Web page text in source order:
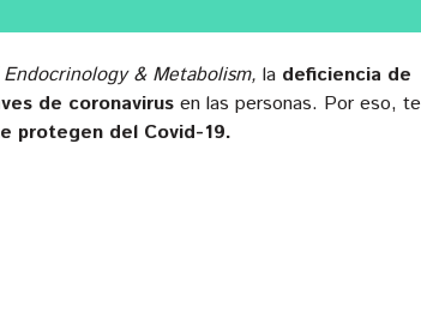
& Metabolism, la deficiencia de
de coronavirus en las personas. Por eso, te
protegen del Covid-19.